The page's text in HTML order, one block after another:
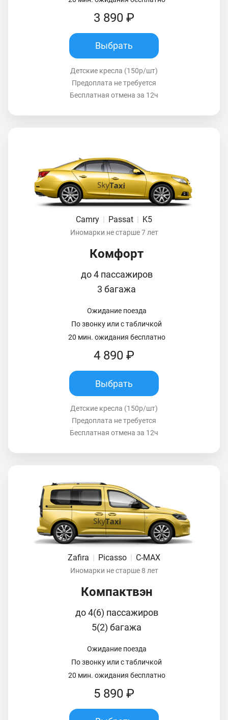
3 890 ₽
Выбрать
Детские кресла (150р/шт)
Предоплата не требуется
Бесплатная отмена за 12ч
Camry Passat K5
Иномарки не старше 7 лет
Комфорт
до 4 пассажиров
3 багажа
Ожидание поезда
По звонку или с табличкой
20 мин. ожидания бесплатно
4 890 ₽
Выбрать
Детские кресла (150р/шт)
Предоплата не требуется
Бесплатная отмена за 12ч
Zafira | Picasso | C-MAX
Иномарки не старше 8 лет
Компактвэн
до 4(6) пассажиров
5(2) багажа
Ожидание поезда
По звонку или с табличкой
20 мин. ожидания бесплатно
5 890 ₽